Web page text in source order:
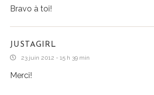
Bravo à toi!
JUSTAGIRL
23 juin 2012 - 15 h 39 min
Merci!